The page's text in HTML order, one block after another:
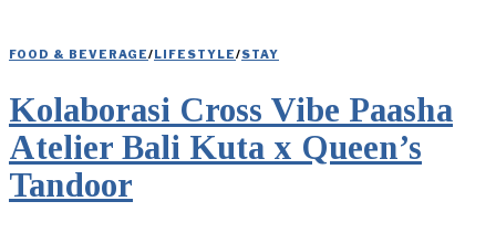
FOOD & BEVERAGE/LIFESTYLE/STAY
Kolaborasi Cross Vibe Paasha
Atelier Bali Kuta x Queen’s
Tandoor